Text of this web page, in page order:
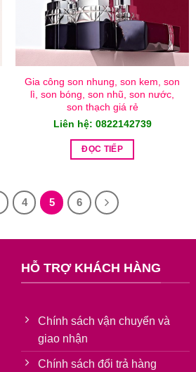
Gia công son nhung, son kem, son
lì, son bóng, son nhũ, son nước,
son thạch giá rẻ
Liên hệ: 0822142739
ĐỌC TIẾP
4 5 6
HỖ TRỢ KHÁCH HÀNG
Chính sách vận chuyển và
giao nhận
Chính sách đổi trả hàng